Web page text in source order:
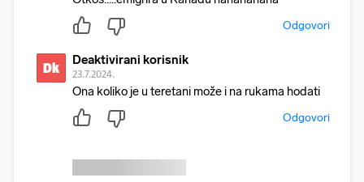
Odgovori
Dk Deaktivirani korisnik
23.7.2024.
Ona koliko je u teretani može i na rukama hodati
Odgovori